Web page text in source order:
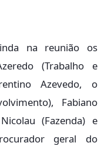
na reunião os
(Trabalho e
Azevedo, o
Fabiano
(Fazenda) e
geral do